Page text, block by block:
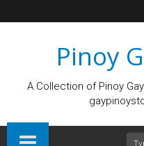
Pinoy
A Collection of Pinoy